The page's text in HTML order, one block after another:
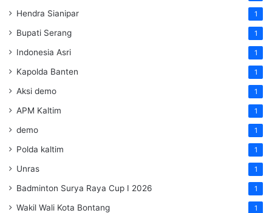
Hendra Sianipar 1
Bupati Serang 1
Indonesia Asri 1
Kapolda Banten 1
Aksi demo 1
APM Kaltim 1
demo 1
Polda kaltim 1
Unras 1
Badminton Surya Raya Cup I 2026 1
Wakil Wali Kota Bontang 1